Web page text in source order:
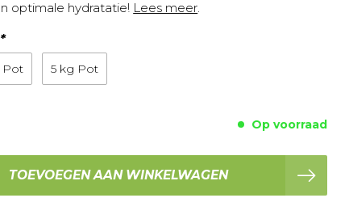
optimale hydratatie! Lees meer.
*
Pot 5 kg Pot
Op voorraad
TOEVOEGEN AAN WINKELWAGEN